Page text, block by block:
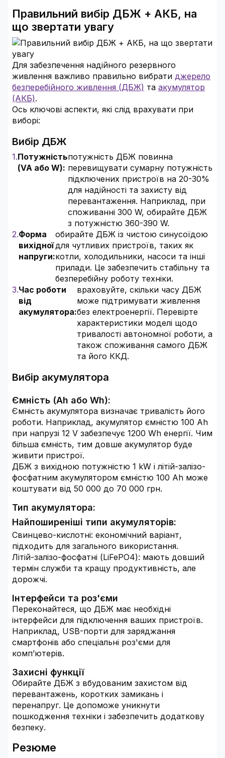
Правильний вибір ДБЖ + АКБ, на
що звертати увагу
Для забезпечення надійного резервного
живлення важливо правильно вибрати джерело
безперебійного живлення (ДБЖ) та акумулятор
(АКБ).
Ось ключові аспекти, які слід врахувати при
виборі:
Вибір ДБЖ
Потужність
(VA або W):
потужність ДБЖ повинна
перевищувати сумарну потужність
підключених пристроїв на 20-30%
для надійності та захисту від
перевантаження. Наприклад, при
споживанні 300 W, обирайте ДБЖ
з потужністю 360-390 W.
Форма
вихідної
напруги:
обирайте ДБЖ із чистою синусоїдою
для чутливих пристроїв, таких як
котли, холодильники, насоси та інші
прилади. Це забезпечить стабільну та
безперебійну роботу техніки.
Час роботи
від
акумулятора:
враховуйте, скільки часу ДБЖ
може підтримувати живлення
без електроенергії. Перевірте
характеристики моделі щодо
тривалості автономної роботи, а
також споживання самого ДБЖ
та його ККД.
Вибір акумулятора
Ємність (Ah або Wh):
Ємність акумулятора визначає тривалість його
роботи. Наприклад, акумулятор ємністю 100 Ah
при напрузі 12 V забезпечує 1200 Wh енергії. Чим
більша ємність, тим довше акумулятор буде
живити пристрої.
ДБЖ з вихідною потужністю 1 kW і літій-залізо-
фосфатним акумулятором ємністю 100 Ah може
коштувати від 50 000 до 70 000 грн.
Тип акумулятора:
Найпоширеніші типи акумуляторів:
Свинцево-кислотні: економічний варіант,
підходить для загального використання.
Літій-залізо-фосфатні (LiFePO4): мають довший
термін служби та кращу продуктивність, але
дорожчі.
Інтерфейси та роз'єми
Переконайтеся, що ДБЖ має необхідні
інтерфейси для підключення ваших пристроїв.
Наприклад, USB-порти для заряджання
смартфонів або спеціальні роз'єми для
комп’ютерів.
Захисні функції
Обирайте ДБЖ з вбудованим захистом від
перевантажень, коротких замикань і
перенапруг. Це допоможе уникнути
пошкодження техніки і забезпечить додаткову
безпеку.
Резюме